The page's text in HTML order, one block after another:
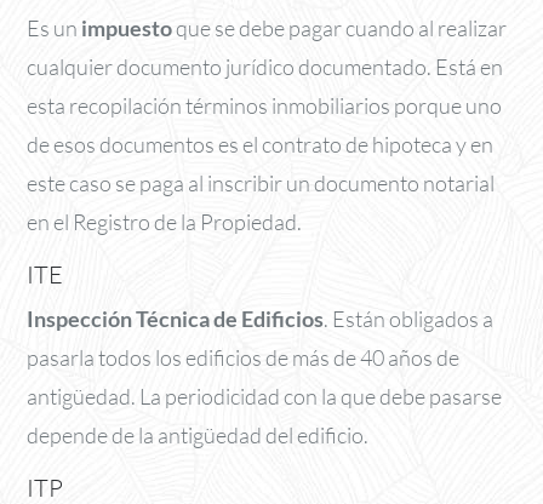
Es un impuestoque se debe pagar cuando al realizar
cualquier documento jurídico documentado. Está en
esta recopilación términos inmobiliarios porque uno
de esos documentos es el contrato de hipoteca y en
este caso se paga al inscribir un documento notarial
en el Registro de la Propiedad.
ITE
Inspección Técnica de Edificios. Están obligados a
pasarla todos los edificios de más de 40 años de
antigüedad. La periodicidad con la que debe pasarse
depende de la antigüedad del edificio.
ITP